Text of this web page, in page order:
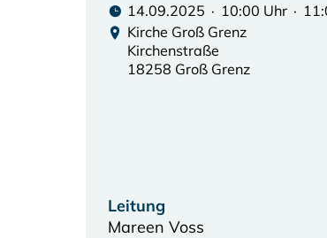
14.09.2025 · 10:00 Uhr ·
Kirche Groß Grenz
Kirchenstraße
18258 Groß Grenz
Leitung
Mareen Voss